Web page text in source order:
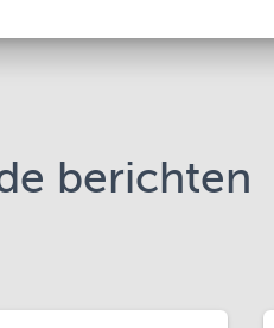
berichten